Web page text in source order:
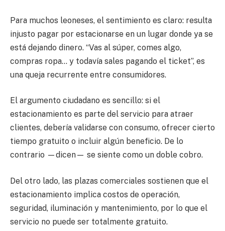
Para muchos leoneses, el sentimiento es claro: resulta
injusto pagar por estacionarse en un lugar donde ya se
está dejando dinero. “Vas al súper, comes algo,
compras ropa… y todavía sales pagando el ticket”, es
una queja recurrente entre consumidores.
El argumento ciudadano es sencillo: si el
estacionamiento es parte del servicio para atraer
clientes, debería validarse con consumo, ofrecer cierto
tiempo gratuito o incluir algún beneficio. De lo
contrario —dicen— se siente como un doble cobro.
Del otro lado, las plazas comerciales sostienen que el
estacionamiento implica costos de operación,
seguridad, iluminación y mantenimiento, por lo que el
servicio no puede ser totalmente gratuito.